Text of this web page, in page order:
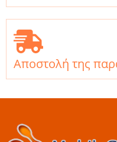
Αποστολή της